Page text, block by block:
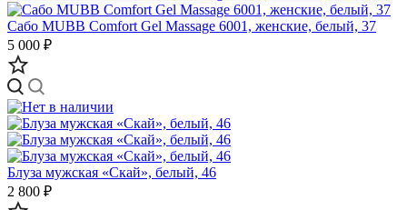
Сабо MUBB Comfort Gel Massage 6001, женские, белый, 37
5 000 ₽
Блуза мужская «Скай», белый, 46
2 800 ₽